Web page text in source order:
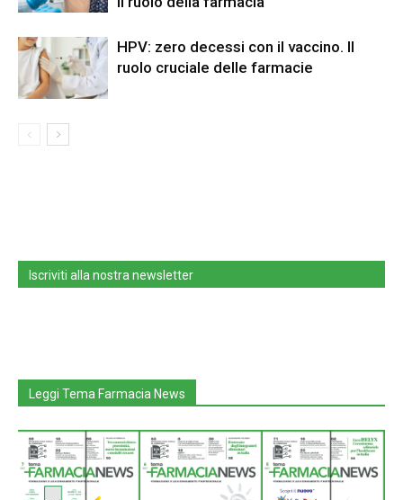
HPV: zero decessi con il vaccino. Il
ruolo cruciale delle farmacie
Iscriviti alla nostra newsletter
Leggi Tema Farmacia News